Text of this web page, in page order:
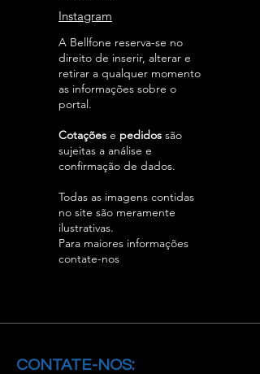
Instagram
A Bellfone reserva-se no
direito de inserir, alterar e
retirar a qualquer momento
as informações sobre o
portal.
Cotações e pedidos são
sujeitas a análise e
confirmação de dados.
Todas as imagens contidas
no site são meramente
ilustrativas.
Para maiores informações
contate-nos
CONTATE-NOS: